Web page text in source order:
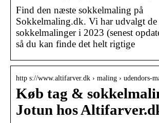
Find den næste sokkelmaling på
Sokkelmaling.dk. Vi har udvalgt de
sokkelmalinger i 2023 (senest
så du kan finde det helt rigtige
http s://www.altifarver.dk › maling › udendors-
Køb tag &
Jotun hos